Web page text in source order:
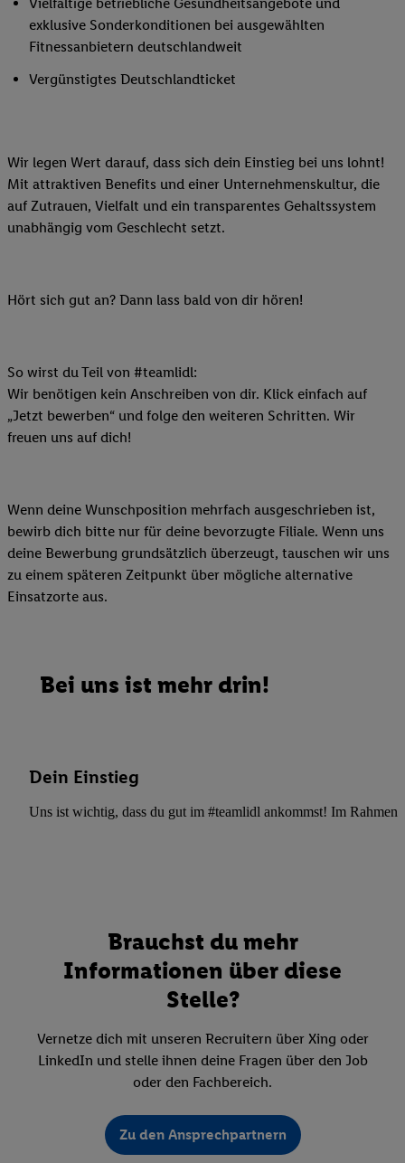
exklusive Sonderkonditionen bei ausgewählten
Fitnessanbietern deutschlandweit
Vergünstigtes Deutschlandticket
Wir legen Wert darauf, dass sich dein Einstieg bei uns lohnt!
Mit attraktiven Benefits und einer Unternehmenskultur, die
auf Zutrauen, Vielfalt und ein transparentes Gehaltssystem
unabhängig vom Geschlecht setzt.
Hört sich gut an? Dann lass bald von dir hören!
So wirst du Teil von #teamlidl:
Wir benötigen kein Anschreiben von dir. Klick einfach auf
„Jetzt bewerben“ und folge den weiteren Schritten. Wir
freuen uns auf dich!
Wenn deine Wunschposition mehrfach ausgeschrieben ist,
bewirb dich bitte nur für deine bevorzugte Filiale. Wenn uns
deine Bewerbung grundsätzlich überzeugt, tauschen wir uns
zu einem späteren Zeitpunkt über mögliche alternative
Einsatzorte aus.
Bei uns ist mehr drin!
Dein Einstieg
Uns ist wichtig, dass du gut im #teamlidl ankommst! Im Rahmen
Brauchst du mehr
Informationen über diese
Stelle?
Vernetze dich mit unseren Recruitern über Xing oder
LinkedIn und stelle ihnen deine Fragen über den Job
oder den Fachbereich.
Zu den Ansprechpartnern